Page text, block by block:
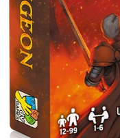
Giocattoli e Gadget
Offerte del Dragone